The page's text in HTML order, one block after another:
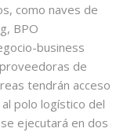
como naves de
BPO
business
de
tendrán acceso
polo logístico del
ejecutará en dos